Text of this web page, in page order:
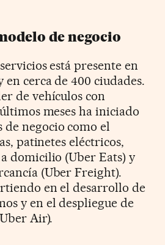
de negocio
está presente en
en cerca de 400 ciudades.
de vehículos con
meses ha iniciado
de negocio como el
patinetes eléctricos,
domicilio (Uber Eats) y
(Uber Freight).
en el desarrollo de
y en el despliegue de
Air).